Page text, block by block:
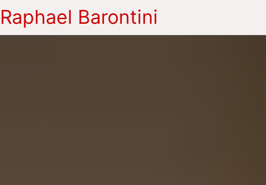
Raphael Barontini